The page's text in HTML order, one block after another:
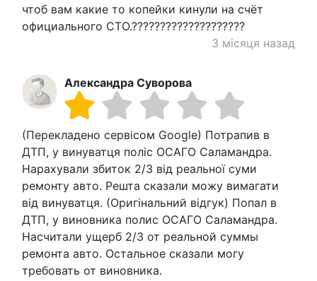
чтоб вам какие то копейки кинули на счёт
официального СТО.????????????????????
3 місяця назад
Александра Суворова
(Перекладено сервісом Google) Потрапив в
ДТП, у винуватця поліс ОСАГО Саламандра.
Нарахували збиток 2/3 від реальної суми
ремонту авто. Решта сказали можу вимагати
від винуватця. (Оригінальний відгук) Попал в
ДТП, у виновника полис ОСАГО Саламандра.
Насчитали ущерб 2/3 от реальной суммы
ремонта авто. Остальное сказали могу
требовать от виновника.